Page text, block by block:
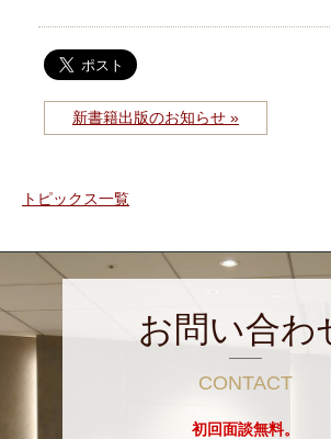
新書籍出版のお知らせ »
トピックス一覧
お問い合わ
CONTACT
初回面談無料。